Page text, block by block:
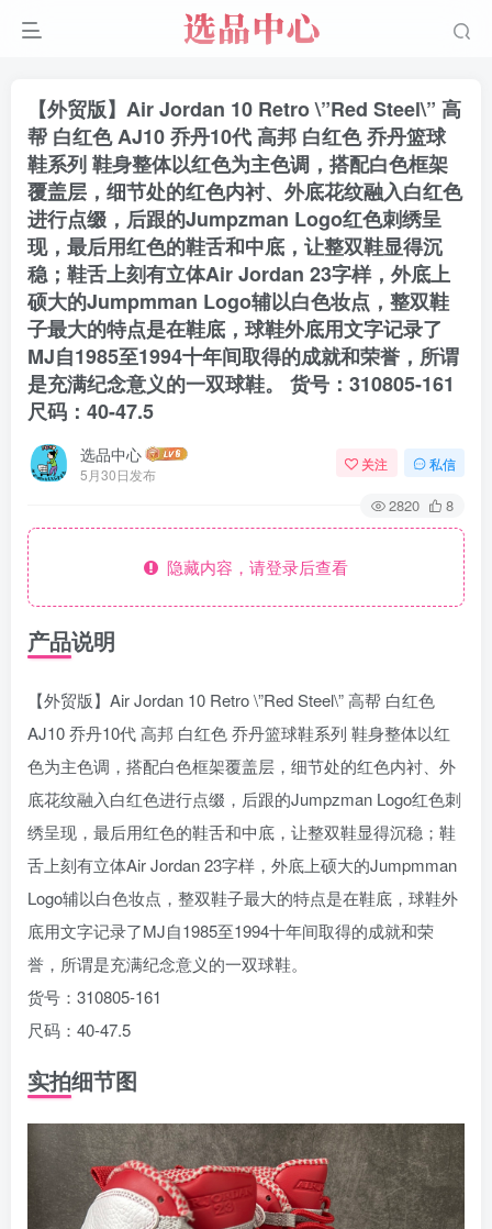
【外贸版】Air Jordan 10 Retro \”Red Steel\” 高
帮 白红色 AJ10 乔丹10代 高邦 白红色 乔丹篮球
鞋系列 鞋身整体以红色为主色调，搭配白色框架
覆盖层，细节处的红色内衬、外底花纹融入白红色
进行点缀，后跟的Jumpzman Logo红色刺绣呈
现，最后用红色的鞋舌和中底，让整双鞋显得沉
稳；鞋舌上刻有立体Air Jordan 23字样，外底上
硕大的Jumpmman Logo辅以白色妆点，整双鞋
子最大的特点是在鞋底，球鞋外底用文字记录了
MJ自1985至1994十年间取得的成就和荣誉，所谓
是充满纪念意义的一双球鞋。 货号：310805-161
尺码：40-47.5
选品中心
5月30日发布
关注 私信
2820 8
隐藏内容，请登录后查看
产品说明
【外贸版】Air Jordan 10 Retro \”Red Steel\” 高帮 白红色
AJ10 乔丹10代 高邦 白红色 乔丹篮球鞋系列 鞋身整体以红
色为主色调，搭配白色框架覆盖层，细节处的红色内衬、外
底花纹融入白红色进行点缀，后跟的Jumpzman Logo红色刺
绣呈现，最后用红色的鞋舌和中底，让整双鞋显得沉稳；鞋
舌上刻有立体Air Jordan 23字样，外底上硕大的Jumpmman
Logo辅以白色妆点，整双鞋子最大的特点是在鞋底，球鞋外
底用文字记录了MJ自1985至1994十年间取得的成就和荣
誉，所谓是充满纪念意义的一双球鞋。
货号：310805-161
尺码：40-47.5
实拍细节图